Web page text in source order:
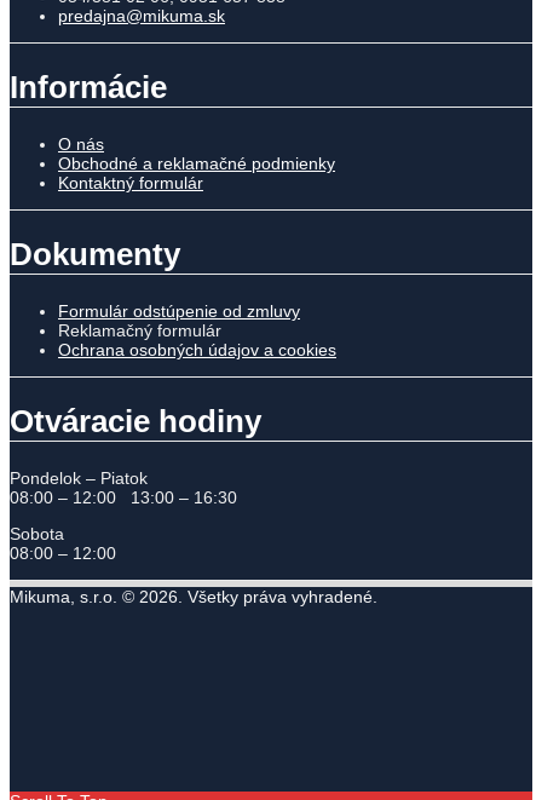
predajna@mikuma.sk
Informácie
O nás
Obchodné a reklamačné podmienky
Kontaktný formulár
Dokumenty
Formulár odstúpenie od zmluvy
Reklamačný formulár
Ochrana osobných údajov a cookies
Otváracie hodiny
Pondelok – Piatok
08:00 – 12:00 13:00 – 16:30
Sobota
08:00 – 12:00
Mikuma, s.r.o. © 2026. Všetky práva vyhradené.